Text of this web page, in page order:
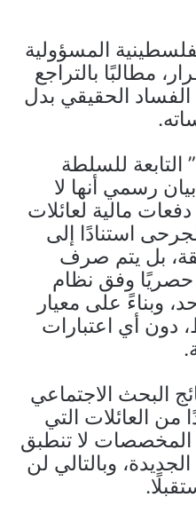
المسؤولية
مطالبًا بالتراجع
الحقيقي بدل
للسلطة
رسمي أنها لا
مالية لعائلات
استنادًا إلى
بل يتم صرف
حصريًا وفق نظام
وبناءً على معيار
دون أي اعتبارات
البحث الاجتماعي
العائلات التي
المخصصات لا تنطبق
وبالتالي لن